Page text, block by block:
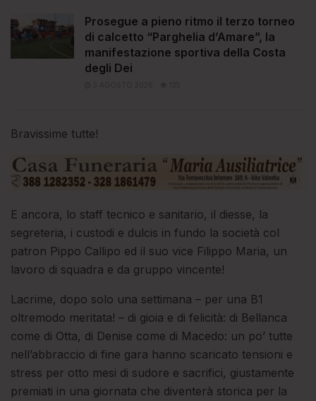
Prosegue a pieno ritmo il terzo torneo
di calcetto “Parghelia d’Amare”, la
manifestazione sportiva della Costa
degli Dei
Bravissime tutte!
E ancora, lo staff tecnico e sanitario, il diesse, la
segreteria, i custodi e dulcis in fundo la società col
patron Pippo Callipo ed il suo vice Filippo Maria, un
lavoro di squadra e da gruppo vincente!
Lacrime, dopo solo una settimana – per una B1
oltremodo meritata! – di gioia e di felicità: di Bellanca
come di Otta, di Denise come di Macedo: un po’ tutte
nell’abbraccio di fine gara hanno scaricato tensioni e
stress per otto mesi di sudore e sacrifici, giustamente
premiati in una giornata che diventerà storica per la